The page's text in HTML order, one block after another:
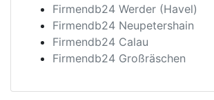
Firmendb24 Werder (Havel)
Firmendb24 Neupetershain
Firmendb24 Calau
Firmendb24 Großräschen